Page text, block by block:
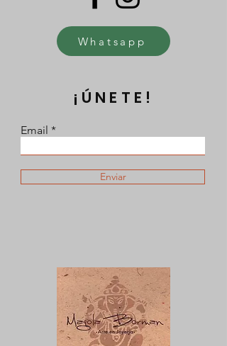
Whatsapp
¡ÚNETE!
Email
Enviar